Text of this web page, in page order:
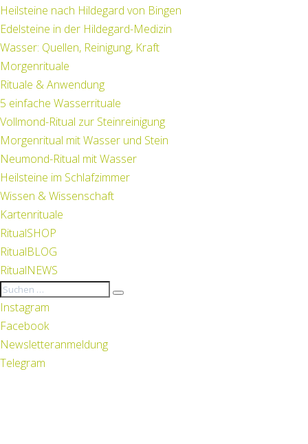
Heilsteine nach Hildegard von Bingen
Edelsteine in der Hildegard-Medizin
Wasser: Quellen, Reinigung, Kraft
Morgenrituale
Rituale & Anwendung
5 einfache Wasserrituale
Vollmond-Ritual zur Steinreinigung
Morgenritual mit Wasser und Stein
Neumond-Ritual mit Wasser
Heilsteine im Schlafzimmer
Wissen & Wissenschaft
Kartenrituale
RitualSHOP
RitualBLOG
RitualNEWS
Instagram
Facebook
Newsletteranmeldung
Telegram